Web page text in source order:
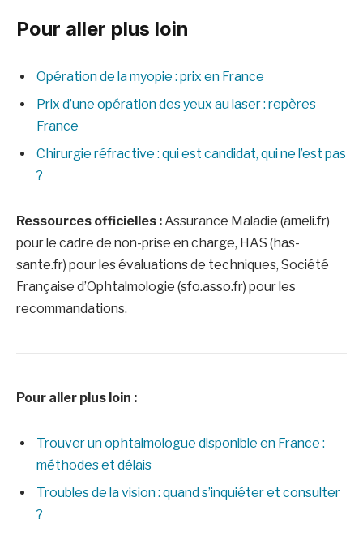
Pour aller plus loin
Opération de la myopie : prix en France
Prix d’une opération des yeux au laser : repères
France
Chirurgie réfractive : qui est candidat, qui ne l’est pas
?
Ressources officielles :Assurance Maladie (ameli.fr)
pour le cadre de non-prise en charge, HAS (has-
sante.fr) pour les évaluations de techniques, Société
Française d’Ophtalmologie (sfo.asso.fr) pour les
recommandations.
Pour aller plus loin :
Trouver un ophtalmologue disponible en France :
méthodes et délais
Troubles de la vision : quand s’inquiéter et consulter
?